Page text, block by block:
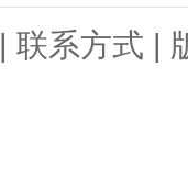
| 联系方式 |